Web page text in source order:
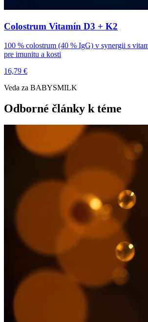
Colostrum Vitamín D3 + K2
100 % colostrum (40 % IgG) v synergii s
pre imunitu a kosti
16,79 €
Veda za BABYSMILK
Odborné články k téme